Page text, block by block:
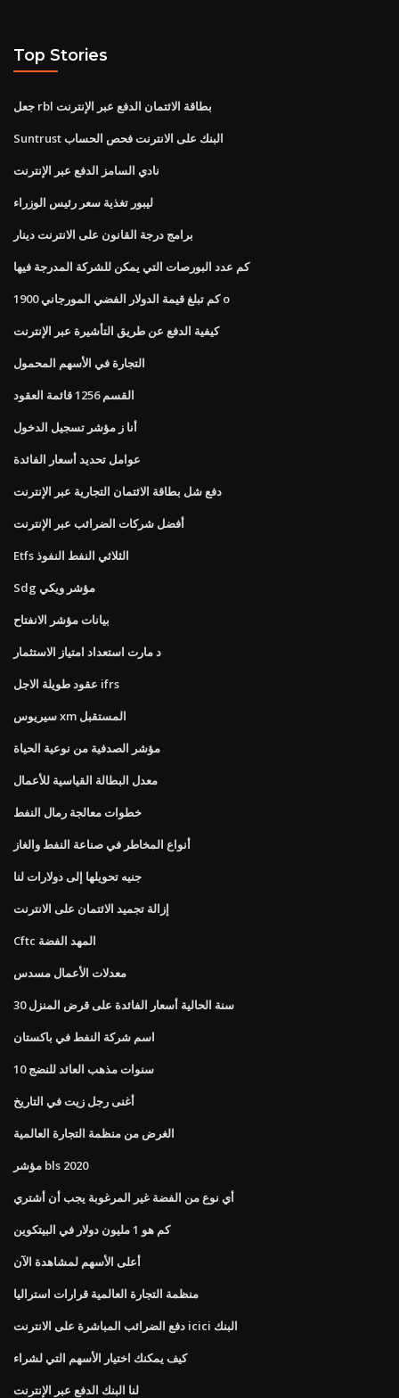
Top Stories
جعل rbl بطاقة الائتمان الدفع عبر الإنترنت
Suntrust البنك على الانترنت فحص الحساب
نادي السامز الدفع عبر الإنترنت
ليبور تغذية سعر رئيس الوزراء
برامج درجة القانون على الانترنت دينار
كم عدد البورصات التي يمكن للشركة المدرجة فيها
كم تبلغ قيمة الدولار الفضي المورجاني 1900 o
كيفية الدفع عن طريق التأشيرة عبر الإنترنت
التجارة في الأسهم المحمول
القسم 1256 قائمة العقود
أنا ز مؤشر تسجيل الدخول
عوامل تحديد أسعار الفائدة
دفع شل بطاقة الائتمان التجارية عبر الإنترنت
أفضل شركات الضرائب عبر الإنترنت
Etfs الثلاثي النفط النفوذ
Sdg مؤشر ويكي
بيانات مؤشر الانفتاح
د مارت استعداد امتياز الاستثمار
عقود طويلة الاجل ifrs
سيريوس xm المستقبل
مؤشر الصدفية من نوعية الحياة
معدل البطالة القياسية للأعمال
خطوات معالجة رمال النفط
أنواع المخاطر في صناعة النفط والغاز
جنيه تحويلها إلى دولارات لنا
إزالة تجميد الائتمان على الانترنت
Cftc المهد الفضة
معدلات الأعمال مسدس
30 سنة الحالية أسعار الفائدة على قرض المنزل
اسم شركة النفط في باكستان
10 سنوات مذهب العائد للنضج
أغنى رجل زيت في التاريخ
الغرض من منظمة التجارة العالمية
مؤشر bls 2020
أي نوع من الفضة غير المرغوبة يجب أن أشتري
كم هو 1 مليون دولار في البيتكوين
أعلى الأسهم لمشاهدة الآن
منظمة التجارة العالمية قرارات استراليا
دفع الضرائب المباشرة على الانترنت icici البنك
كيف يمكنك اختيار الأسهم التي لشراء
لنا البنك الدفع عبر الإنترنت